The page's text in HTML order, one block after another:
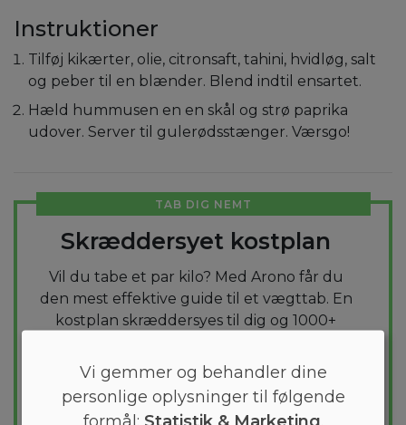
Instruktioner
Tilføj kikærter, olie, citronsaft, tahini, hvidløg, salt
og peber til en blænder. Blend indtil ensartet.
Hæld hummusen en en skål og strø paprika
udover. Server til gulerødsstænger. Værsgo!
TAB DIG NEMT
Skræddersyet kostplan
Vil du tabe et par kilo? Med Arono får du
den mest effektive guide til et vægttab. En
kostplan skræddersyes til dig og 1000+
holder dig indenfor dit kaloriemål.
PRØV GRATIS
Vi gemmer og behandler dine
personlige oplysninger til følgende
formål: Statistik & Marketing.